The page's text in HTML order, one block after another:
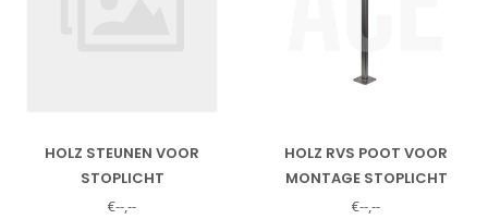
HOLZ STEUNEN VOOR
STOPLICHT
€--,--
HOLZ RVS POOT VOOR
MONTAGE STOPLICHT
€--,--